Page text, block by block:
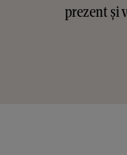
prezent și